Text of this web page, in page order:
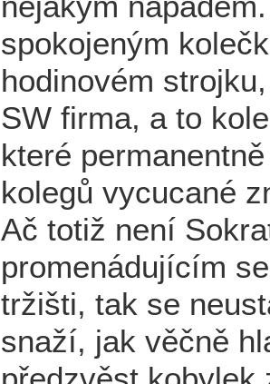
spokojeným
hodinovém
SW firma, a to
které
kolegů vycucané
Ač totiž není
promenádujícím
tržišti, tak se
snaží, jak věčně